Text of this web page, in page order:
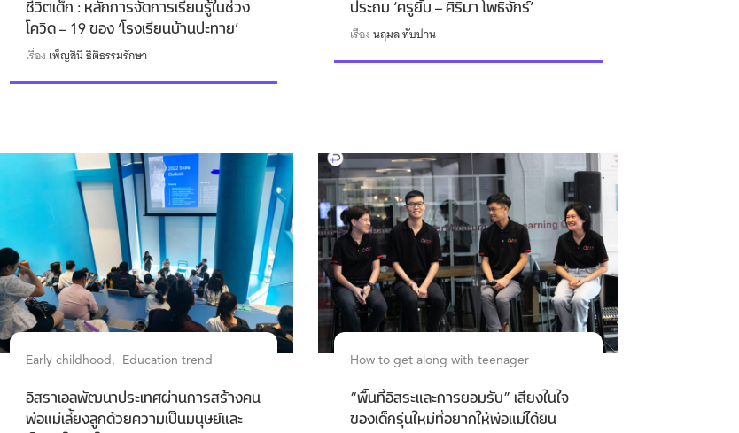
ชีวิตเด็ก : หลักการจัดการเรียนรู้ในช่วง
โควิด – 19 ของ ‘โรงเรียนบ้านปะทาย’
เรื่อง เพ็ญสินี ธิติธรรมรักษา
ประถม ‘ครูยิ้ม – ศิริมา โพธิจักร์’
เรื่องนฤมล ทับปาน
Early childhood Education trend
อิสราเอลพัฒนาประเทศผ่านการสร้างคน
พ่อแม่เลี้ยงลูกด้วยความเป็นมนุษย์และ
How to get along with teenager
“พื้นที่อิสระและการยอมรับ” เสียงในใจ
ของเด็กรุ่นใหม่ที่อยากให้พ่อแม่ได้ยิน